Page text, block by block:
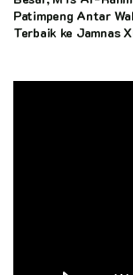
Patimpeng Antar
Terbaik ke Jamnas